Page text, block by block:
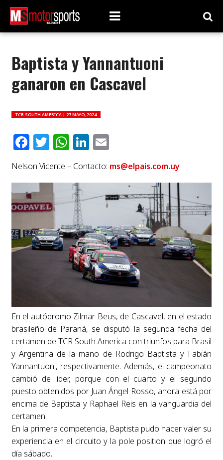
Baptista y Yannantuoni
ganaron en Cascavel
TCR SOUTH AMERICA | 27 MAYO, 2024
Facebook
Twitter
WhatsApp
LinkedIn
Email
Nelson Vicente – Contacto: ms@elpais.com.uy
En el autódromo Zilmar Beus, de Cascavel, en el estado
brasileño de Paraná, se disputó la segunda fecha del
certamen de TCR South America con triunfos para Brasil
y Argentina de la mano de Rodrigo Baptista y Fabián
Yannantuoni, respectivamente. Además, el campeonato
cambió de líder, porque con el cuarto y el segundo
puesto obtenidos por Juan Ángel Rosso, ahora está por
encima de Baptista y Raphael Reis en la vanguardia del
certamen.
En la primera competencia, Baptista pudo hacer valer su
experiencia en el circuito y la pole position que logró el
día sábado.